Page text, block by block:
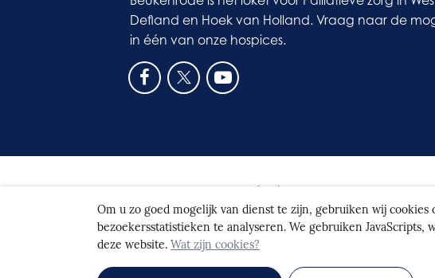
Defland en Hoek van Holland. Vraag naar de
in één van onze hospices.
Realisatie door Spontaan
Om u zo goed mogelijk van dienst te zijn, gebruiken wij
bezoekersstatistieken te analyseren. We gebruiken
deze website. Wat zijn cookies?